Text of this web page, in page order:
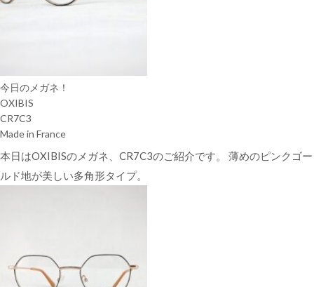
今日のメガネ！
OXIBIS
CR7C3
Made in France
本日はOXIBISのメガネ、CR7C3のご紹介です。 薄めのピンクゴー
ルド地が美しい多角形タイプ。